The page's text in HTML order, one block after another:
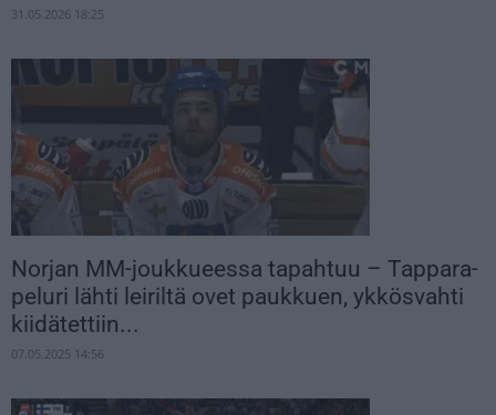
31.05.2026 18:25
Norjan MM-joukkueessa tapahtuu – Tappara-
peluri lähti leiriltä ovet paukkuen, ykkösvahti
kiidätettiin...
07.05.2025 14:56